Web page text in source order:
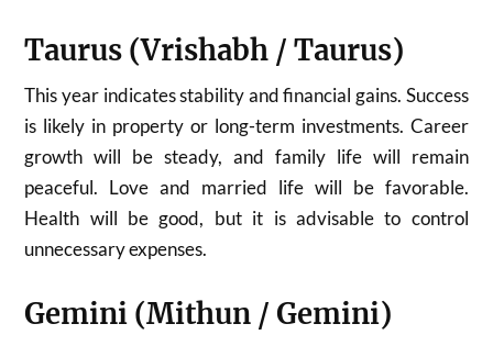
Taurus (Vrishabh / Taurus)
This year indicates stability and financial gains. Success
is likely in property or long-term investments. Career
growth will be steady, and family life will remain
peaceful. Love and married life will be favorable.
Health will be good, but it is advisable to control
unnecessary expenses.
Gemini (Mithun / Gemini)